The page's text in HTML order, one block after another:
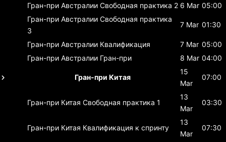
Гран-при Австралии Свободная практика 2 6 Mar 05:00
Гран-при Австралии Свободная практика
3
7 Mar 01:30
Гран-при Австралии Квалификация 7 Mar 05:00
Гран-при Австралии Гран-при 8 Mar 04:00
Гран-при Китая
15
Mar
07:00
Гран-при Китая Свободная практика 1
13
Mar
03:30
Гран-при Китая Квалификация к спринту
13
Mar
07:30